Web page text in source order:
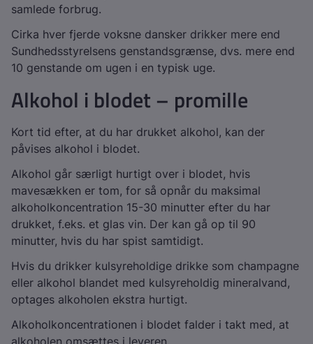
samlede forbrug.
Cirka hver fjerde voksne dansker drikker mere end
Sundhedsstyrelsens genstandsgrænse, dvs. mere end
10 genstande om ugen i en typisk uge.
Alkohol i blodet – promille
Kort tid efter, at du har drukket alkohol, kan der
påvises alkohol i blodet.
Alkohol går særligt hurtigt over i blodet, hvis
mavesækken er tom, for så opnår du maksimal
alkoholkoncentration 15-30 minutter efter du har
drukket, f.eks. et glas vin. Der kan gå op til 90
minutter, hvis du har spist samtidigt.
Hvis du drikker kulsyreholdige drikke som champagne
eller alkohol blandet med kulsyreholdig mineralvand,
optages alkoholen ekstra hurtigt.
Alkoholkoncentrationen i blodet falder i takt med, at
alkoholen omsættes i leveren.